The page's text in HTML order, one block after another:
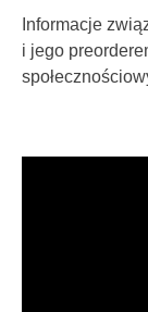
Informacje
i jego